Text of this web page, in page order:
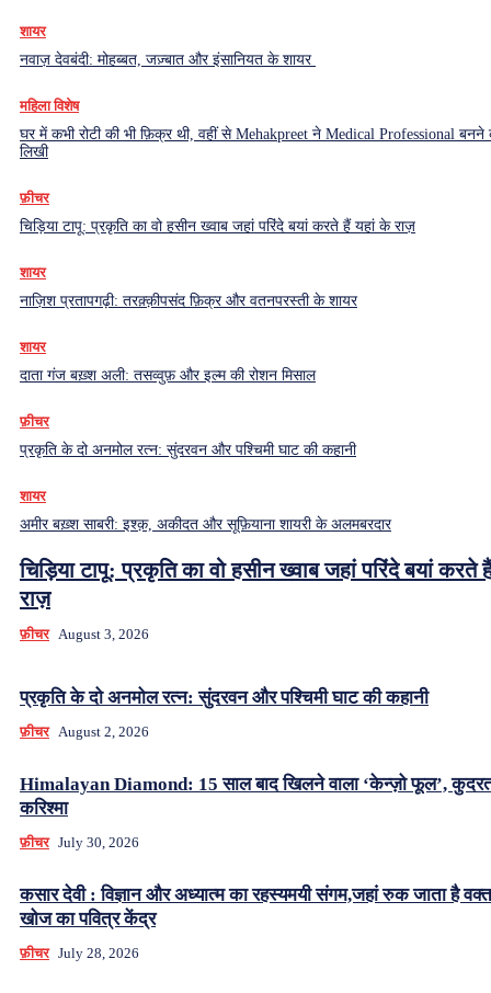
शायर
नवाज़ देवबंदी: मोहब्बत, जज़्बात और इंसानियत के शायर
महिला विशेष
घर में कभी रोटी की भी फ़िक्र थी, वहीं से Mehakpreet ने Medical Professional बनने
लिखी
फ़ीचर
चिड़िया टापू: प्रकृति का वो हसीन ख्वाब जहां परिंदे बयां करते हैं यहां के राज़
शायर
नाज़िश प्रतापगढ़ी: तरक़्क़ीपसंद फ़िक्र और वतनपरस्ती के शायर
शायर
दाता गंज बख़्श अली: तसव्वुफ़ और इल्म की रोशन मिसाल
फ़ीचर
प्रकृति के दो अनमोल रत्न: सुंदरवन और पश्चिमी घाट की कहानी
शायर
अमीर बख़्श साबरी: इश्क़, अकीदत और सूफ़ियाना शायरी के अलमबरदार
चिड़िया टापू: प्रकृति का वो हसीन ख्वाब जहां परिंदे बयां करते
राज़
फ़ीचर August 3, 2026
प्रकृति के दो अनमोल रत्न: सुंदरवन और पश्चिमी घाट की कहानी
फ़ीचर August 2, 2026
Himalayan Diamond: 15 साल बाद खिलने वाला ‘केन्ज़ो फूल’,
करिश्मा
फ़ीचर July 30, 2026
कसार देवी : विज्ञान और अध्यात्म का रहस्यमयी संगम,जहां रुक जाता है
खोज का पवित्र केंद्र
फ़ीचर July 28, 2026